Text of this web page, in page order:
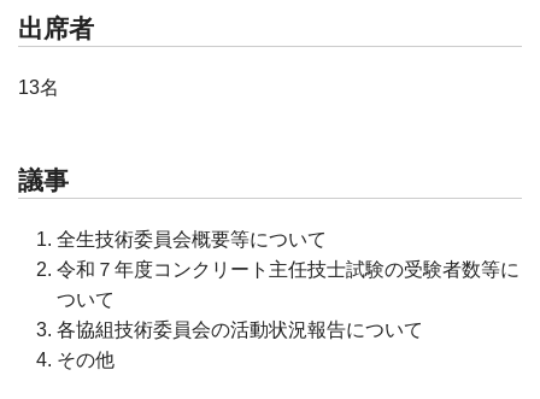
出席者
13名
議事
全生技術委員会概要等について
令和７年度コンクリート主任技士試験の受験者数等に
ついて
各協組技術委員会の活動状況報告について
その他